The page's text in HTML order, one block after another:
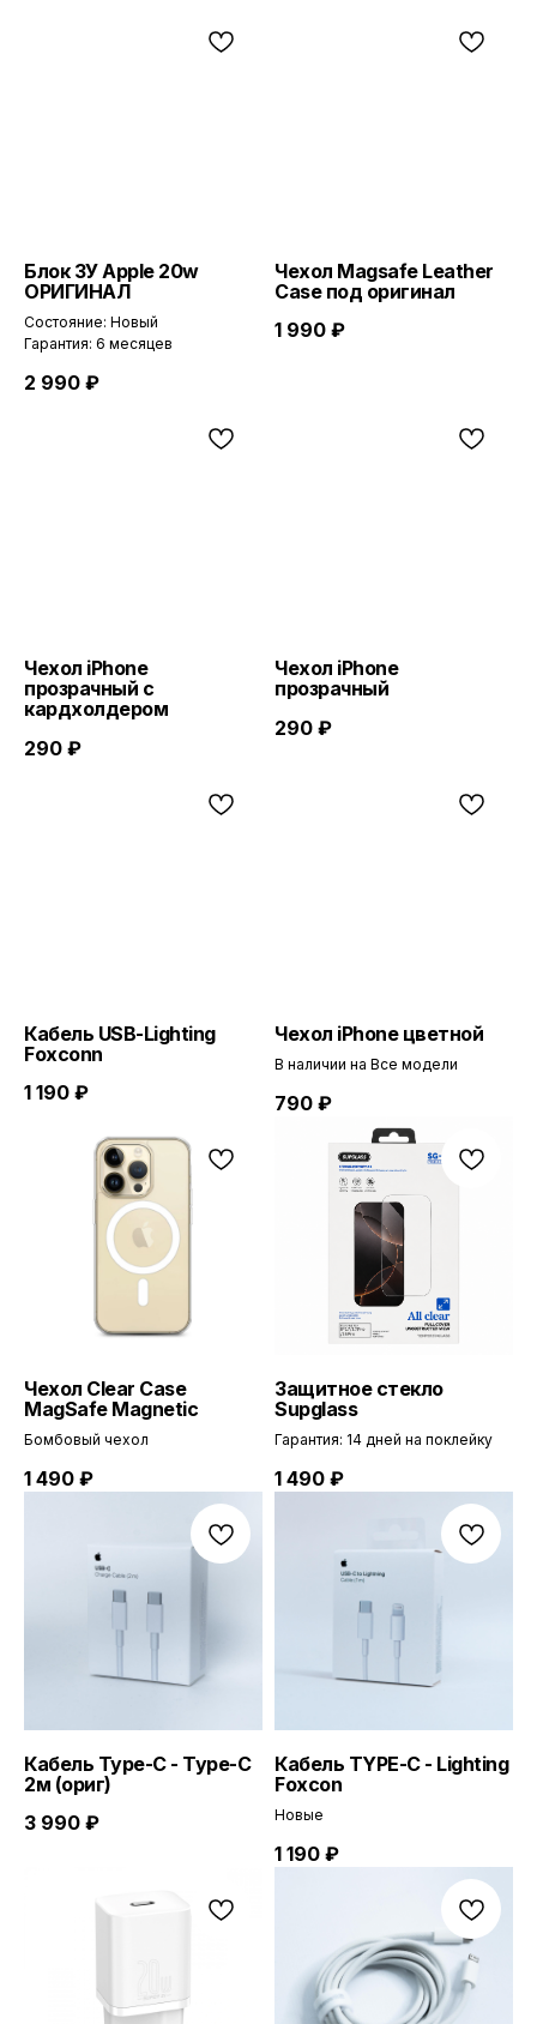
Блок ЗУ Apple 20w
ОРИГИНАЛ
Состояние: Новый
Гарантия: 6 месяцев
2 990 ₽
Чехол Magsafe Leather
Case под оригинал
1 990 ₽
Чехол iPhone
прозрачный с
кардхолдером
290 ₽
Чехол iPhone
прозрачный
290 ₽
Кабель USB-Lighting
Foxconn
1 190 ₽
Чехол iPhone цветной
В наличии на Все модели
790 ₽
Чехол Clear Case
MagSafe Magnetic
Бомбовый чехол
1 490 ₽
Защитное стекло
Supglass
Гарантия: 14 дней на поклейку
1 490 ₽
Кабель Type-С - Type-C
2м (ориг)
3 990 ₽
Кабель TYPE-C - Lighting
Foxcon
Новые
1 190 ₽